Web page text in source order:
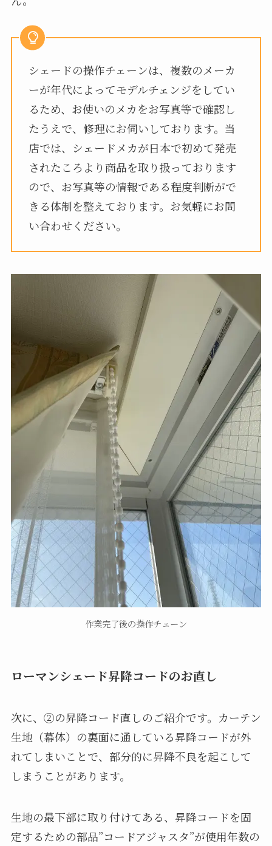
シェードの操作チェーンは、複数のメーカ
ーが年代によってモデルチェンジをしてい
るため、お使いのメカをお写真等で確認し
たうえで、修理にお伺いしております。当
店では、シェードメカが日本で初めて発売
されたころより商品を取り扱っております
ので、お写真等の情報である程度判断がで
きる体制を整えております。お気軽にお問
い合わせください。
作業完了後の操作チェーン
ローマンシェード昇降コードのお直し
次に、②の昇降コード直しのご紹介です。カーテン
生地（幕体）の裏面に通している昇降コードが外
れてしまいことで、部分的に昇降不良を起こして
しまうことがあります。
生地の最下部に取り付けてある、昇降コードを固
定するための部品”コードアジャスタ”が使用年数の